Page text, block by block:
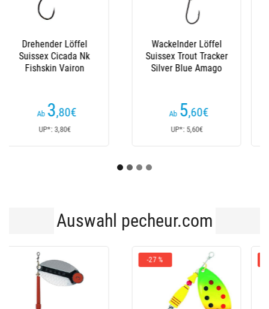
Drehender Löffel
Suissex Divine Nk Uv
Mat Rainbow Trout
Ab 3,80
UP*: 3,80€
Drehender Löffel
Suissex Cicada Nk
Fishskin Fario Trout
Kundenrezensionen)
Ab 3,80
UP*: 3,80€
Auswahl pecheur.com
-13 %